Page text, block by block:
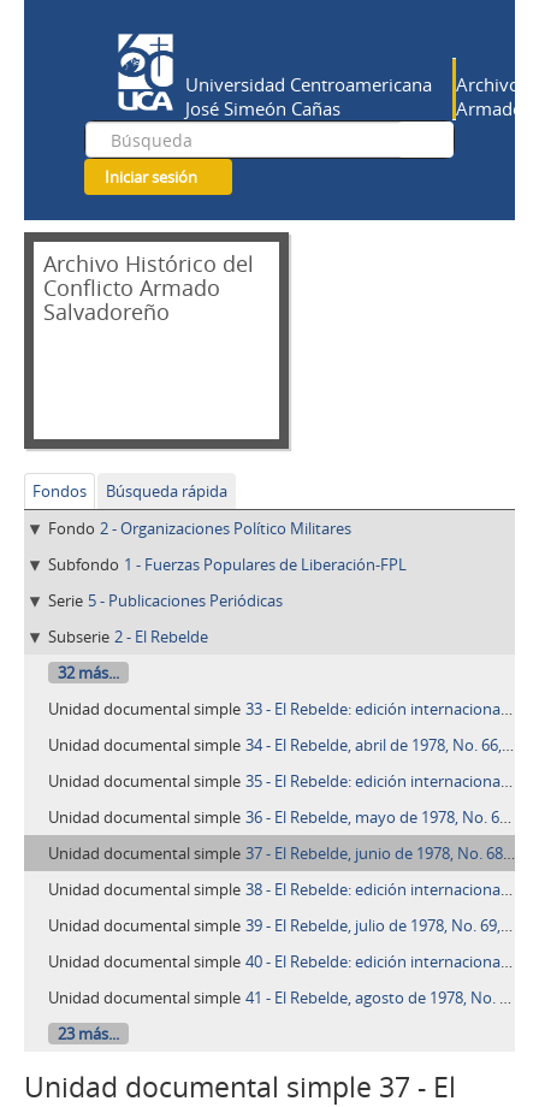
Universidad Centroamericana
José Simeón Cañas
Archivo
Armado
Iniciar sesión
Archivo Histórico del
Conflicto Armado
Salvadoreño
Fondos
Búsqueda rápida
Fondo 2 - Organizaciones Político Militares
Subfondo 1 - Fuerzas Populares de Liberación-FPL
Serie 5 - Publicaciones Periódicas
Subserie 2 - El Rebelde
32 más...
Unidad documental simple 33 - El Rebelde: edición internacional, marzo de 1978, No. 2, Año 1
Unidad documental simple 34 - El Rebelde, abril de 1978, No. 66, Año 6
Unidad documental simple 35 - El Rebelde: edición internacional, abril de 1978, No. 3, Año 1
Unidad documental simple 36 - El Rebelde, mayo de 1978, No. 67, Año 6
Unidad documental simple 37 - El Rebelde, junio de 1978, No. 68, Año 6
Unidad documental simple 38 - El Rebelde: edición internacional, junio de 1978, No. 5, Año 1
Unidad documental simple 39 - El Rebelde, julio de 1978, No. 69, Año 6
Unidad documental simple 40 - El Rebelde: edición internacional, julio de 1978, No. 6, Año 1
Unidad documental simple 41 - El Rebelde, agosto de 1978, No. 70, Año 6
23 más...
Unidad documental simple 37 - El